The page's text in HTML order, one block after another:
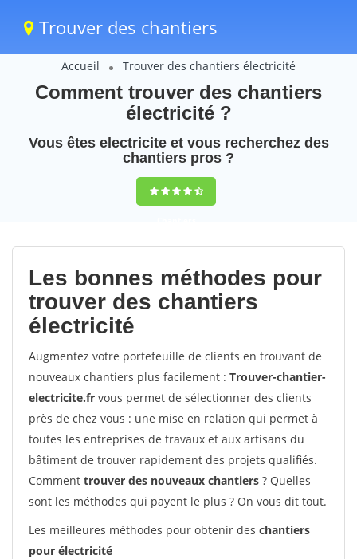
Trouver des chantiers
Accueil Trouver des chantiers électricité
Comment trouver des chantiers
électricité ?
Vous êtes electricite et vous recherchez des
chantiers pros ?
Chantiers
electricite en
France
9,5(100%)231
Les bonnes méthodes pour
trouver des chantiers
électricité
Augmentez votre portefeuille de clients en trouvant de
nouveaux chantiers plus facilement : Trouver-chantier-
electricite.fr vous permet de sélectionner des clients
près de chez vous : une mise en relation qui permet à
toutes les entreprises de travaux et aux artisans du
bâtiment de trouver rapidement des projets qualifiés.
Comment trouver des nouveaux chantiers ? Quelles
sont les méthodes qui payent le plus ? On vous dit tout.
Les meilleures méthodes pour obtenir des chantiers
pour électricité